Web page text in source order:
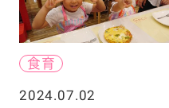
食育
2024.07.02